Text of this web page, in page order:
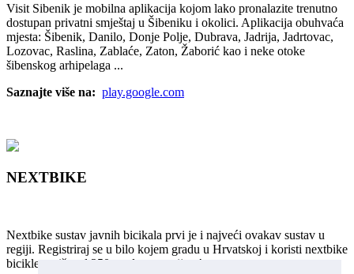
Visit Sibenik je mobilna aplikacija kojom lako pronalazite trenutno
dostupan privatni smještaj u Šibeniku i okolici. Aplikacija obuhvaća
mjesta: Šibenik, Danilo, Donje Polje, Dubrava, Jadrija, Jadrtovac,
Lozovac, Raslina, Zablaće, Zaton, Žaborić kao i neke otoke
šibenskog arhipelaga ...
Saznajte više na: play.google.com
NEXTBIKE
Nextbike sustav javnih bicikala prvi je i najveći ovakav sustav u
regiji. Registriraj se u bilo kojem gradu u Hrvatskoj i koristi nextbike
bicikle u više od 250 gradova u svijetu!